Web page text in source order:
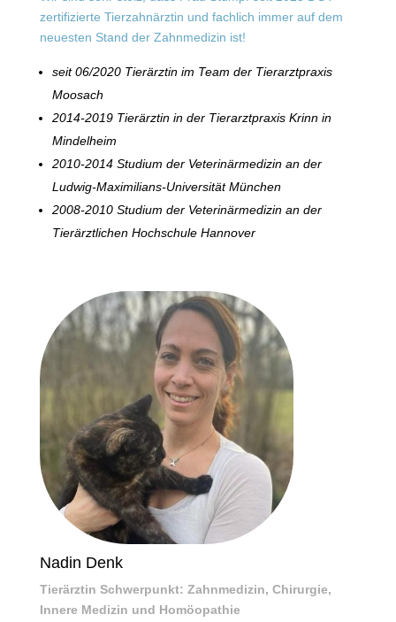
zertifizierte Tierzahnärztin und fachlich immer auf dem
neuesten Stand der Zahnmedizin ist!
seit 06/2020 Tierärztin im Team der Tierarztpraxis
Moosach
2014-2019 Tierärztin in der Tierarztpraxis Krinn in
Mindelheim
2010-2014 Studium der Veterinärmedizin an der
Ludwig-Maximilians-Universität München
2008-2010 Studium der Veterinärmedizin an der
Tierärztlichen Hochschule Hannover
Nadin Denk
Tierärztin Schwerpunkt: Zahnmedizin, Chirurgie,
Innere Medizin und Homöopathie